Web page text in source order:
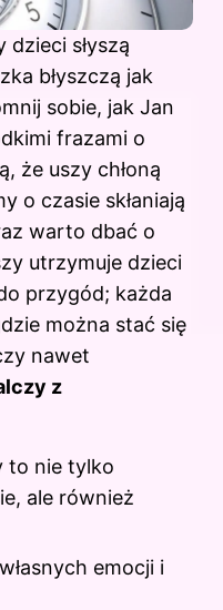
dzieci słyszą
błyszczą jak
sobie, jak Jan
frazami o
że uszy chłoną
o czasie skłaniają
warto dbać o
utrzymuje dzieci
przygód; każda
można stać się
nawet
z
to nie tylko
, ale również
emocji i